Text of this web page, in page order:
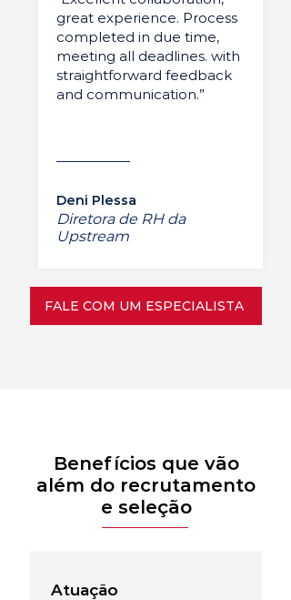
great experience. Process
completed in due time,
meeting all deadlines. with
straightforward feedback
and communication.”
Deni Plessa
Diretora de RH da
Upstream
FALE COM UM ESPECIALISTA
Benefícios que vão
além do recrutamento
e seleção
Atuação